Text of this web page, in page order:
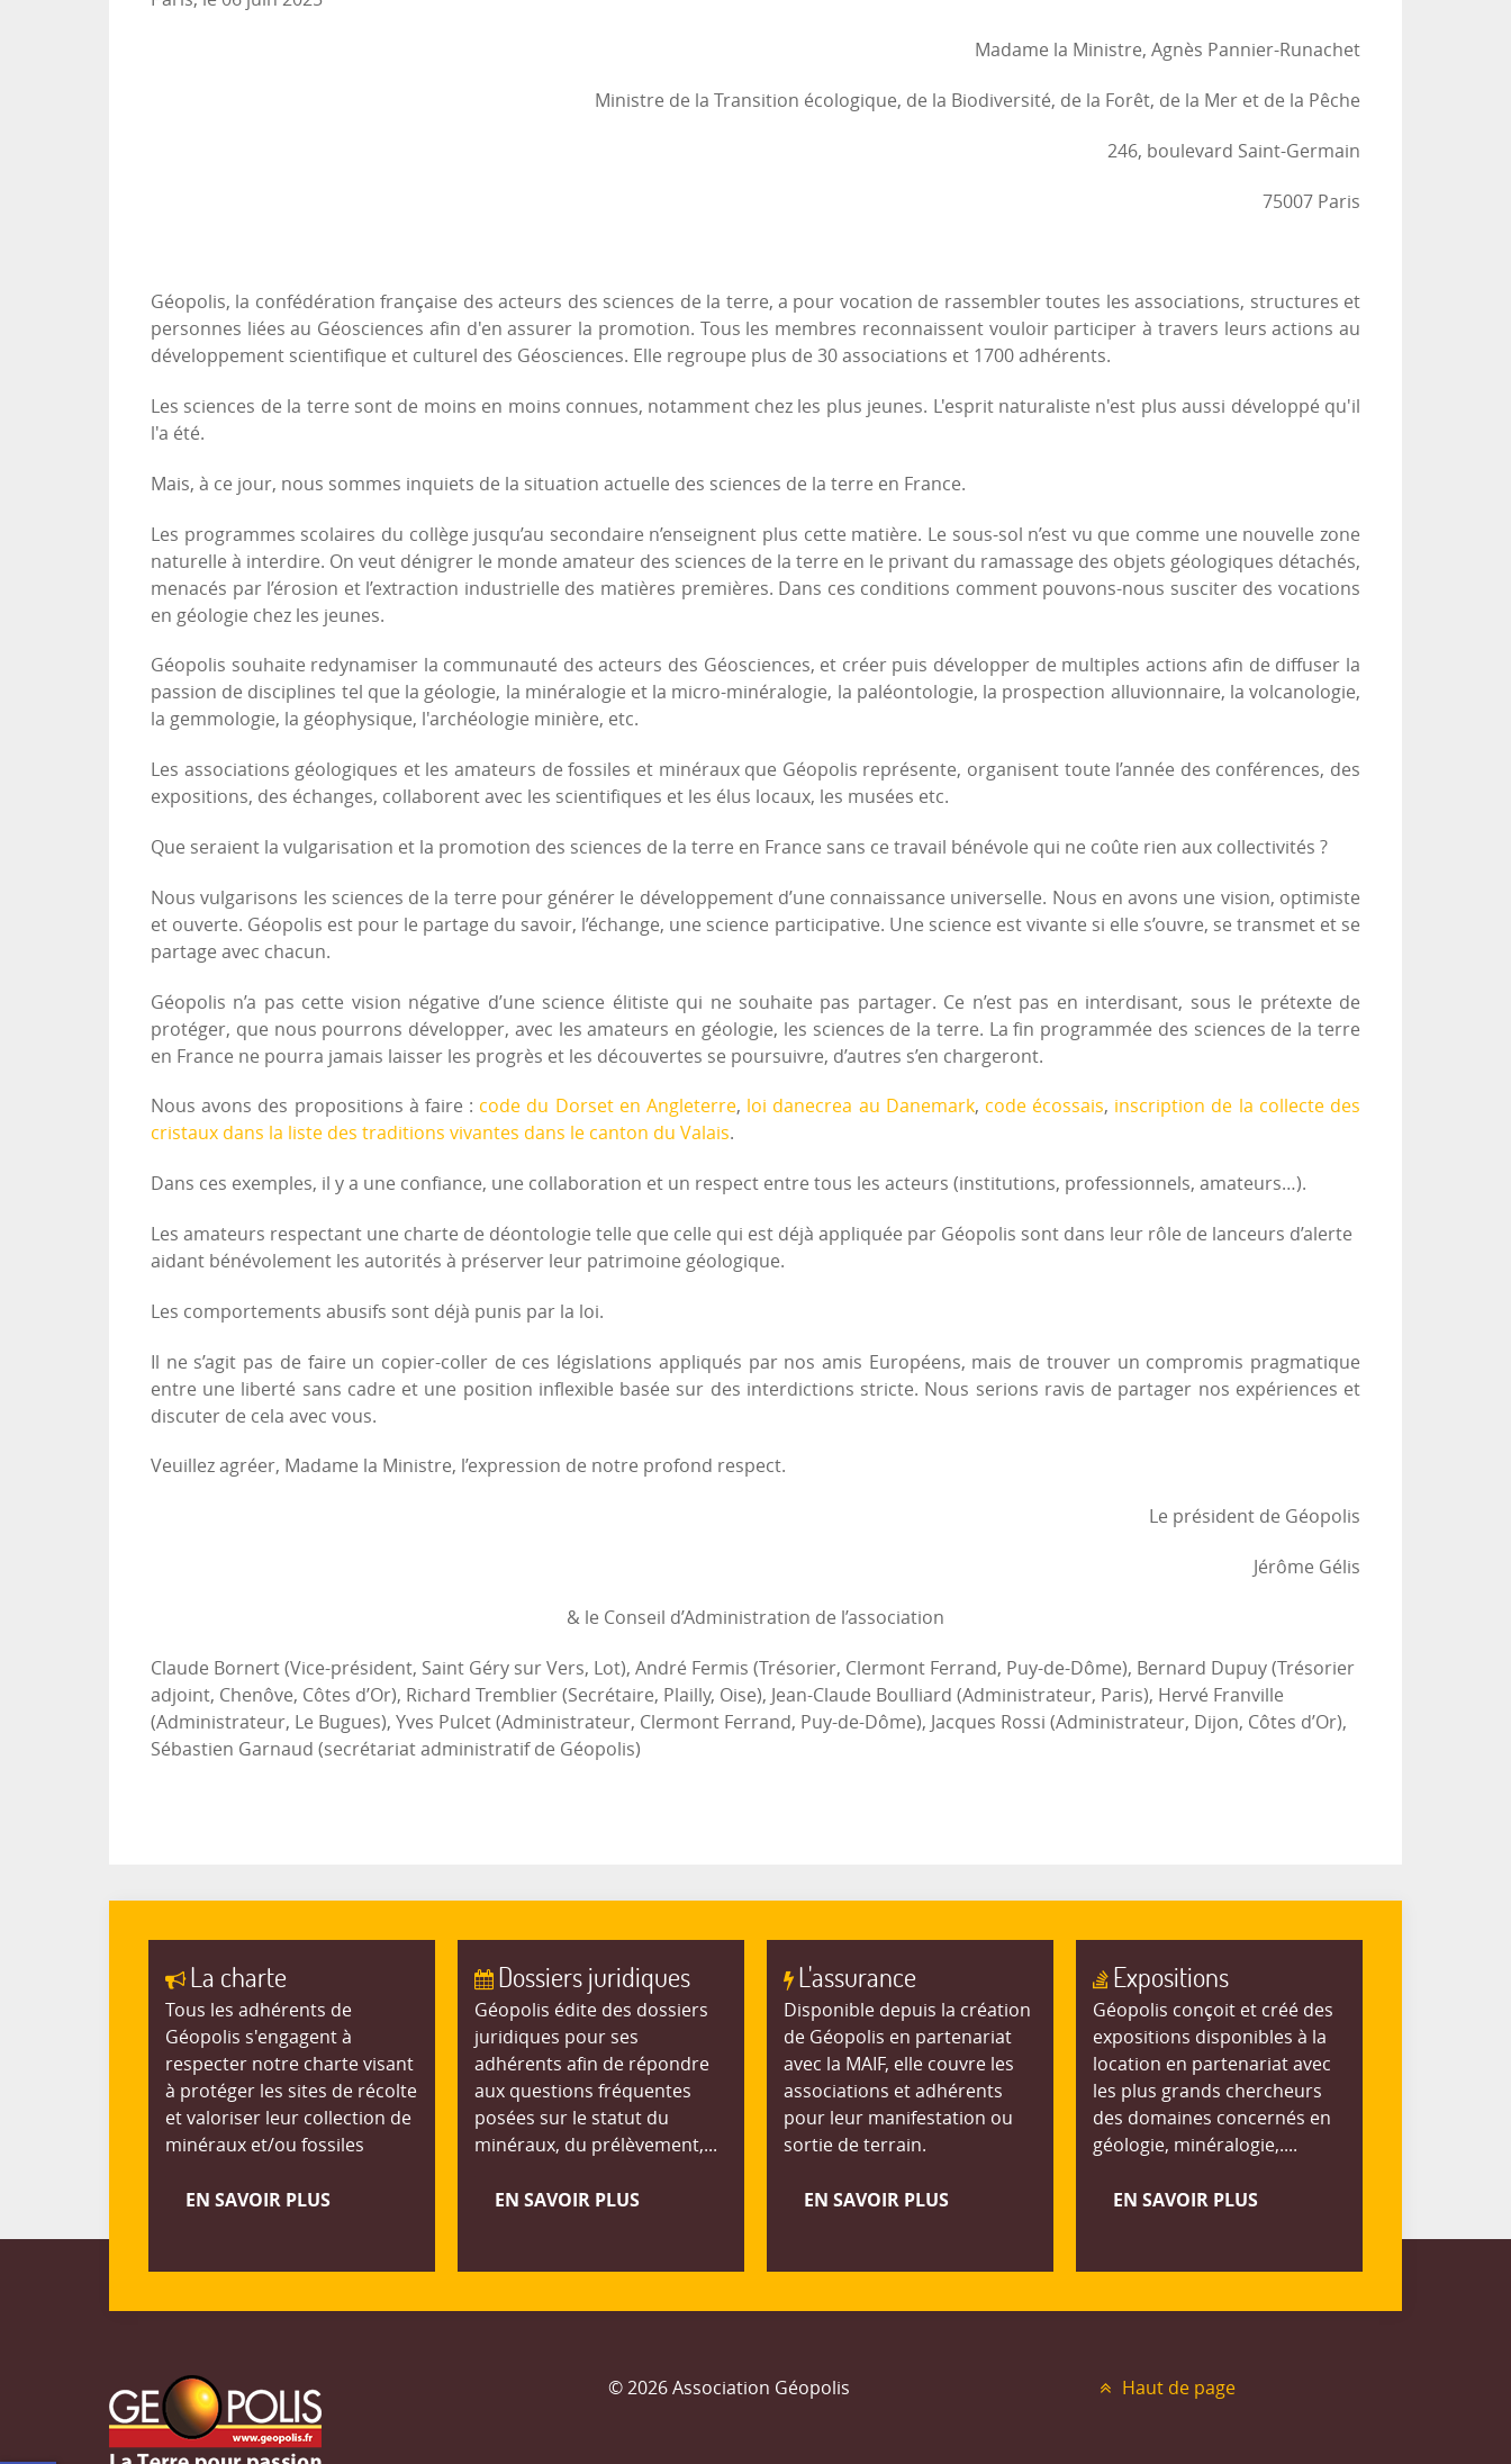
Madame la Ministre, Agnès Pannier-Runachet
Ministre de la Transition écologique, de la Biodiversité, de la Forêt, de la Mer et de la Pêche
246, boulevard Saint-Germain
75007 Paris
Géopolis, la confédération française des acteurs des sciences de la terre, a pour vocation de rassembler toutes les associations, structures et
personnes liées au Géosciences afin d'en assurer la promotion. Tous les membres reconnaissent vouloir participer à travers leurs actions au
développement scientifique et culturel des Géosciences. Elle regroupe plus de 30 associations et 1700 adhérents.
Les sciences de la terre sont de moins en moins connues, notamment chez les plus jeunes. L'esprit naturaliste n'est plus aussi développé qu'il
l'a été.
Mais, à ce jour, nous sommes inquiets de la situation actuelle des sciences de la terre en France.
Les programmes scolaires du collège jusqu’au secondaire n’enseignent plus cette matière. Le sous-sol n’est vu que comme une nouvelle zone
naturelle à interdire. On veut dénigrer le monde amateur des sciences de la terre en le privant du ramassage des objets géologiques détachés,
menacés par l’érosion et l’extraction industrielle des matières premières. Dans ces conditions comment pouvons-nous susciter des vocations
en géologie chez les jeunes.
Géopolis souhaite redynamiser la communauté des acteurs des Géosciences, et créer puis développer de multiples actions afin de diffuser la
passion de disciplines tel que la géologie, la minéralogie et la micro-minéralogie, la paléontologie, la prospection alluvionnaire, la volcanologie,
la gemmologie, la géophysique, l'archéologie minière, etc.
Les associations géologiques et les amateurs de fossiles et minéraux que Géopolis représente, organisent toute l’année des conférences, des
expositions, des échanges, collaborent avec les scientifiques et les élus locaux, les musées etc.
Que seraient la vulgarisation et la promotion des sciences de la terre en France sans ce travail bénévole qui ne coûte rien aux collectivités ?
Nous vulgarisons les sciences de la terre pour générer le développement d’une connaissance universelle. Nous en avons une vision, optimiste
et ouverte. Géopolis est pour le partage du savoir, l’échange, une science participative. Une science est vivante si elle s’ouvre, se transmet et se
partage avec chacun.
Géopolis n’a pas cette vision négative d’une science élitiste qui ne souhaite pas partager. Ce n’est pas en interdisant, sous le prétexte de
protéger, que nous pourrons développer, avec les amateurs en géologie, les sciences de la terre. La fin programmée des sciences de la terre
en France ne pourra jamais laisser les progrès et les découvertes se poursuivre, d’autres s’en chargeront.
Nous avons des propositions à faire : code du Dorset en Angleterre, loi danecrea au Danemark, code écossais, inscription de la collecte des
cristaux dans la liste des traditions vivantes dans le canton du Valais.
Dans ces exemples, il y a une confiance, une collaboration et un respect entre tous les acteurs (institutions, professionnels, amateurs…).
Les amateurs respectant une charte de déontologie telle que celle qui est déjà appliquée par Géopolis sont dans leur rôle de lanceurs d’alerte
aidant bénévolement les autorités à préserver leur patrimoine géologique.
Les comportements abusifs sont déjà punis par la loi.
Il ne s’agit pas de faire un copier-coller de ces législations appliqués par nos amis Européens, mais de trouver un compromis pragmatique
entre une liberté sans cadre et une position inflexible basée sur des interdictions stricte. Nous serions ravis de partager nos expériences et
discuter de cela avec vous.
Veuillez agréer, Madame la Ministre, l’expression de notre profond respect.
Le président de Géopolis
Jérôme Gélis
& le Conseil d’Administration de l’association
Claude Bornert (Vice-président, Saint Géry sur Vers, Lot), André Fermis (Trésorier, Clermont Ferrand, Puy-de-Dôme), Bernard Dupuy (Trésorier
adjoint, Chenôve, Côtes d’Or), Richard Tremblier (Secrétaire, Plailly, Oise), Jean-Claude Boulliard (Administrateur, Paris), Hervé Franville
(Administrateur, Le Bugues), Yves Pulcet (Administrateur, Clermont Ferrand, Puy-de-Dôme), Jacques Rossi (Administrateur, Dijon, Côtes d’Or),
Sébastien Garnaud (secrétariat administratif de Géopolis)
La charte
Tous les adhérents de
Géopolis s'engagent à
respecter notre charte visant
à protéger les sites de récolte
et valoriser leur collection de
minéraux et/ou fossiles
EN SAVOIR PLUS
Dossiers juridiques
Géopolis édite des dossiers
juridiques pour ses
adhérents afin de répondre
aux questions fréquentes
posées sur le statut du
minéraux, du prélèvement,...
EN SAVOIR PLUS
L'assurance
Disponible depuis la création
de Géopolis en partenariat
avec la MAIF, elle couvre les
associations et adhérents
pour leur manifestation ou
sortie de terrain.
EN SAVOIR PLUS
Expositions
Géopolis conçoit et créé des
expositions disponibles à la
location en partenariat avec
les plus grands chercheurs
des domaines concernés en
géologie, minéralogie,....
EN SAVOIR PLUS
© 2026 Association Géopolis Haut de page